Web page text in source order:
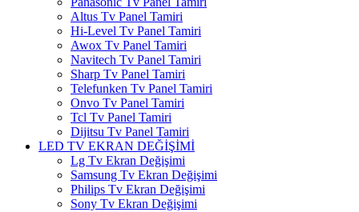
Altus Tv Panel Tamiri
Hi-Level Tv Panel Tamiri
Awox Tv Panel Tamiri
Navitech Tv Panel Tamiri
Sharp Tv Panel Tamiri
Telefunken Tv Panel Tamiri
Onvo Tv Panel Tamiri
Tcl Tv Panel Tamiri
Dijitsu Tv Panel Tamiri
LED TV EKRAN DEĞİŞİMİ
Lg Tv Ekran Değişimi
Samsung Tv Ekran Değişimi
Philips Tv Ekran Değişimi
Sony Tv Ekran Değişimi